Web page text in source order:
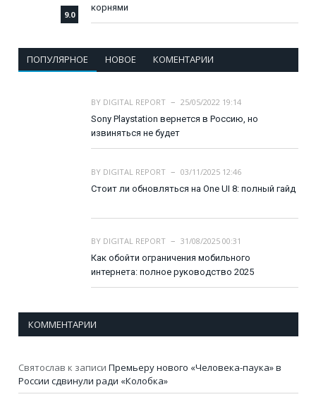
9.0
корнями
ПОПУЛЯРНОЕ НОВОЕ КОМЕНТАРИИ
BY DIGITAL REPORT
25/05/2022 19:14
Sony Playstation вернется в Россию, но
извиняться не будет
BY DIGITAL REPORT
03/11/2025 12:46
Стоит ли обновляться на One UI 8: полный гайд
BY DIGITAL REPORT
31/08/2025 00:31
Как обойти ограничения мобильного
интернета: полное руководство 2025
КОММЕНТАРИИ
Святослав к записи Премьеру нового «Человека-паука» в
России сдвинули ради «Колобка»